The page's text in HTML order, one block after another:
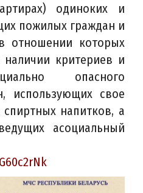
одиноких и
пожилых граждан и
отношении которых
критериев и
опасного
использующих свое
напитков, а
асоциальный